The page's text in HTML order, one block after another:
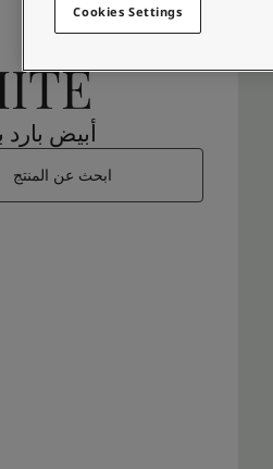
أبيض
ابحث عن المنتج
Cookies Settings